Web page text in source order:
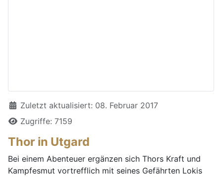
DetailsZuletzt aktualisiert: 08. Februar 2017
Zugriffe: 7159
Thor in Utgard
Bei einem Abenteuer ergänzen sich Thors Kraft und
Kampfesmut vortrefflich mit seines Gefährten Lokis